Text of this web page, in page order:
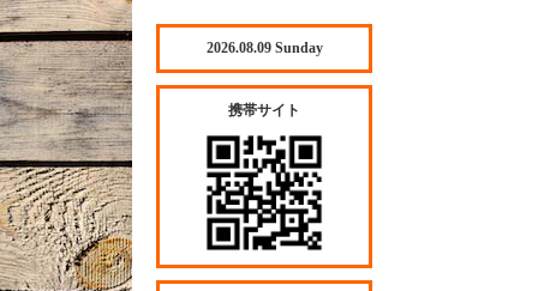
2026.08.09 Sunday
携帯サイト